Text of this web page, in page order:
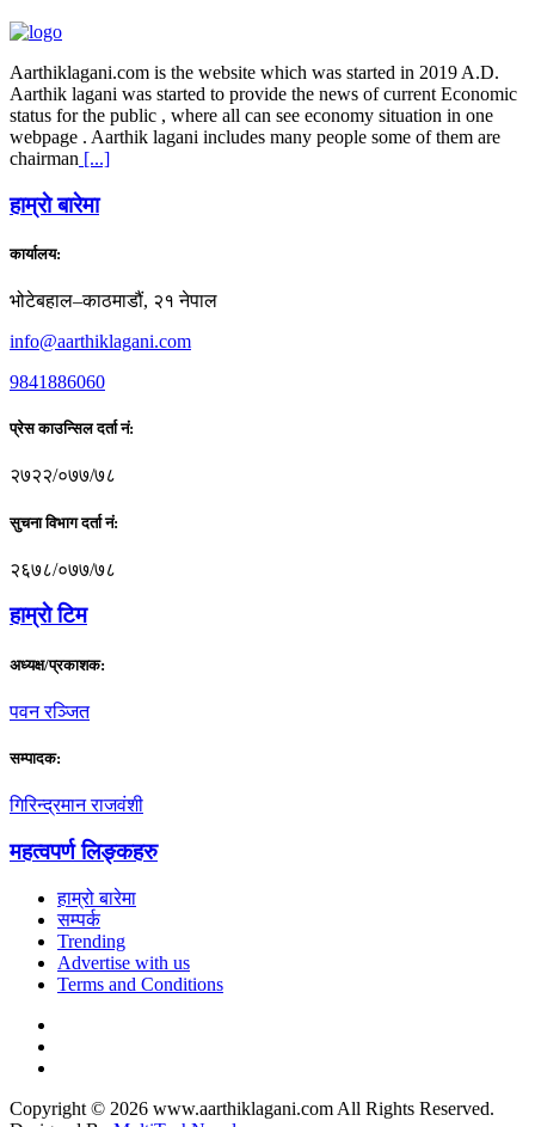
Aarthiklagani.com is the website which was started in 2019 A.D.
Aarthik lagani was started to provide the news of current Economic
status for the public , where all can see economy situation in one
webpage . Aarthik lagani includes many people some of them are
chairman [...]
हाम्राे बारेमा
कार्यालय:
भोटेबहाल–काठमाडौं, २१ नेपाल
info@aarthiklagani.com
9841886060
प्रेस काउन्सिल दर्ता नं:
२७२२/०७७/७८
सुचना विभाग दर्ता नं:
२६७८/०७७/७८
हाम्राे टिम
अध्यक्ष/प्रकाशक:
पवन रञ्जित
सम्पादक:
गिरिन्द्रमान राजवंशी
महत्वपर्ण लिङ्कहरु
हाम्रो बारेमा
सम्पर्क
Trending
Advertise with us
Terms and Conditions
Copyright © 2026 www.aarthiklagani.com All Rights Reserved.